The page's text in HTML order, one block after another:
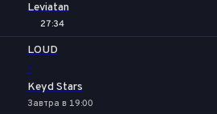
Leviatan
27:34
LOUD
-
Keyd Stars
Завтра в 19:00